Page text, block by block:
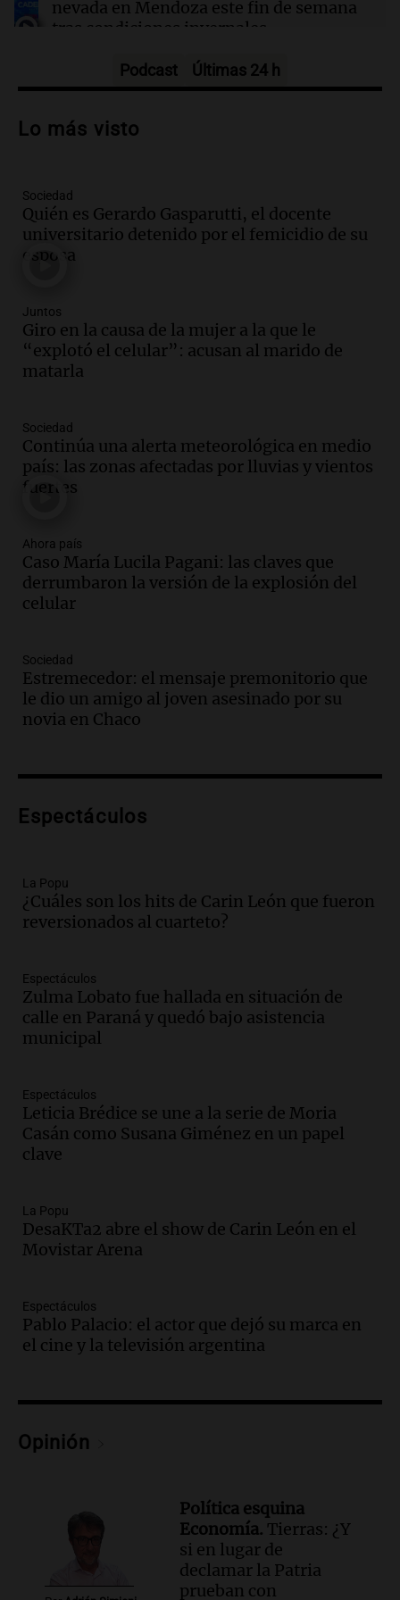
nevada en Mendoza este fin de semana
tras condiciones invernales
Audio.Padres presentes, pero
cuando el padre mira mucho el teléfono?
Audio.
Tecnológico en Villa María con dos
edificios icónicos
Panorama Federal
Audio.
árbitros bajo la lupa tras fallos
controvertidos
Panorama Federal
para modificar proyecto de propiedad
privada en el Senado Nacional
Panorama Federal
Episodios
contrato entre cooperativa argentina y
Huawei en Neuquén
Panorama Federal
Episodios
la presencia de 70.000 bolivianos en la
provincia y su integración
Panorama Federal
Episodios
siempre: ''Difundan el milagro''"
Episodios
de Casa del Encuentro
Panorama Federal
Episodios
viviendas paralizadas tras el cierre de
Procrear en la provincia
Panorama Federal
Episodios
y críticas entre senadores
Panorama Federal
Episodios
Audio.
Marocco
Panorama Federal
Episodios
custodia en Salta
Panorama Federal
Episodios
privada: el ruido que tapa cosas
Editorial
niños con cáncer reciban regalos por el
día del niño.
La Argentina Posible
Audio.Ganó una beca en la secundaria,
Podcast Últimas 24 h
Lo más visto
Sociedad
Quién es Gerardo Gasparutti, el docente
universitario detenido por el femicidio de su
esposa
Juntos
Giro en la causa de la mujer a la que le
“explotó el celular”: acusan al marido de
matarla
Sociedad
Continúa una alerta meteorológica en medio
país: las zonas afectadas por lluvias y vientos
fuertes
Ahora país
Caso María Lucila Pagani: las claves que
derrumbaron la versión de la explosión del
celular
Sociedad
Estremecedor: el mensaje premonitorio que
le dio un amigo al joven asesinado por su
novia en Chaco
Espectáculos
La Popu
¿Cuáles son los hits de Carin León que fueron
reversionados al cuarteto?
Espectáculos
Zulma Lobato fue hallada en situación de
calle en Paraná y quedó bajo asistencia
municipal
Espectáculos
Leticia Brédice se une a la serie de Moria
Casán como Susana Giménez en un papel
clave
La Popu
DesaKTa2 abre el show de Carin León en el
Movistar Arena
Espectáculos
Pablo Palacio: el actor que dejó su marca en
el cine y la televisión argentina
Opinión
Política esquina
Economía. Tierras: ¿Y
si en lugar de
declamar la Patria
prueban con